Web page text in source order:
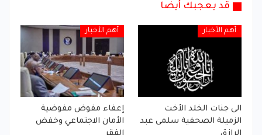
قد يعجبك أيضا
أهم الأخبار
الى جنات الخلد الأخت
الزميلة الصحفية سلمى عبد
أهم الأخبار
إعفاء مفوض مفوضية
الأمان الاجتماعي وخفض